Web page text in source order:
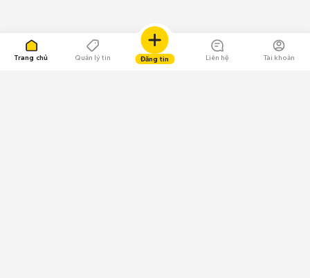
Trang chủ Quản lý tin Đăng tin Liên hệ Tài khoản